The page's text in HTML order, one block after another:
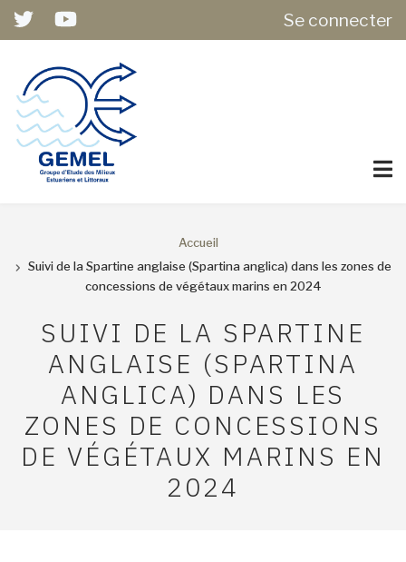
Aller
principal
ACCOUNTSe connecter
FIL
Accueil
Suivi de la Spartine anglaise (Spartina anglica) dans les zones de
concessions de végétaux marins en 2024
SUIVI DE LA SPARTINE
ANGLAISE (SPARTINA
ANGLICA) DANS LES
ZONES DE CONCESSIONS
DE VÉGÉTAUX MARINS EN
2024